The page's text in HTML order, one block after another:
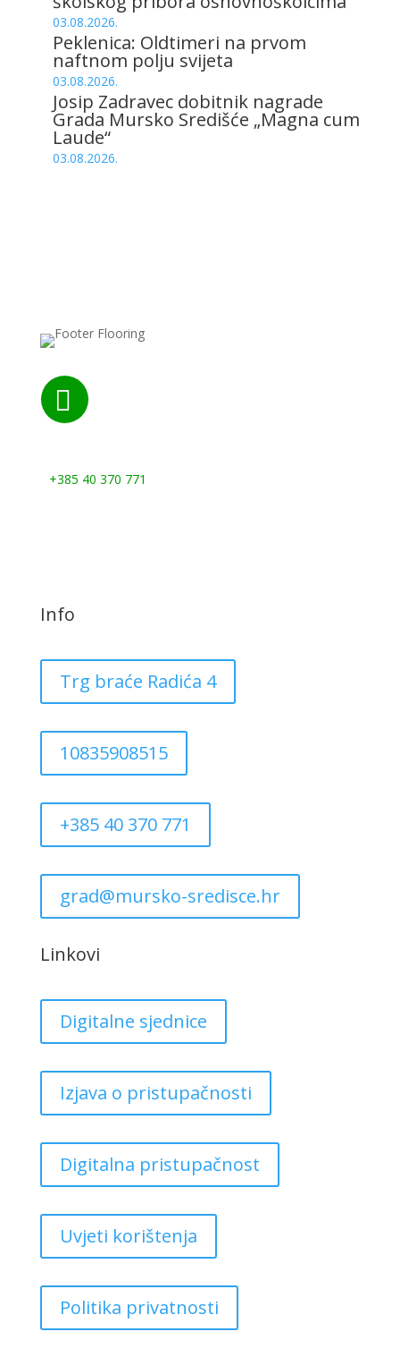
03.08.2026.
Peklenica: Oldtimeri na prvom
naftnom polju svijeta
03.08.2026.
Josip Zadravec dobitnik nagrade
Grada Mursko Središće „Magna cum
Laude“
03.08.2026.

+385 40 370 771
Info
Trg braće Radića 4
10835908515
+385 40 370 771
grad@mursko-sredisce.hr
Linkovi
Digitalne sjednice
Izjava o pristupačnosti
Digitalna pristupačnost
Uvjeti korištenja
Politika privatnosti